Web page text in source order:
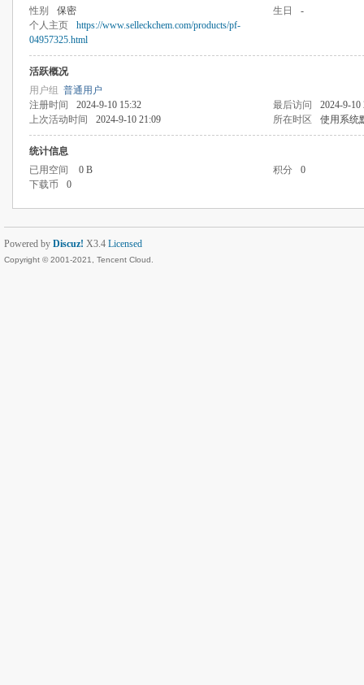
性别 保密 生日
-
个人主页
https://www.selleckchem.com/products/pf-
04957325.html
活跃概况
用户组 普通用户
注册时间
2024-9-10 15:32 最后访问
2024-9-10
上次活动时间
2024-9-10 21:09 所在时区 使用系统
统计信息
已用空间
0 B 积分
0
下载币
0
Powered by Discuz! X3.4 Licensed
Copyright © 2001-2021, Tencent Cloud.